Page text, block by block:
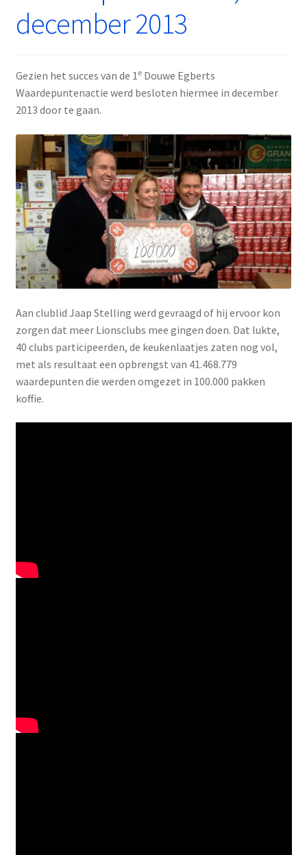
december 2013
Gezien het succes van de 1eDouwe Egberts
Waardepuntenactie werd besloten hiermee in december
2013 door te gaan.
Aan clublid Jaap Stelling werd gevraagd of hij ervoor kon
zorgen dat meer Lionsclubs mee gingen doen. Dat lukte,
40 clubs participeerden, de keukenlaatjes zaten nog vol,
met als resultaat een opbrengst van 41.468.779
waardepunten die werden omgezet in 100.000 pakken
koffie.